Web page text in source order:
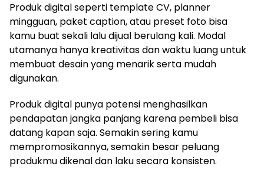
Produk digital seperti template CV, planner
mingguan, paket caption, atau preset foto bisa
kamu buat sekali lalu dijual berulang kali. Modal
utamanya hanya kreativitas dan waktu luang untuk
membuat desain yang menarik serta mudah
digunakan.
Produk digital punya potensi menghasilkan
pendapatan jangka panjang karena pembeli bisa
datang kapan saja. Semakin sering kamu
mempromosikannya, semakin besar peluang
produkmu dikenal dan laku secara konsisten.